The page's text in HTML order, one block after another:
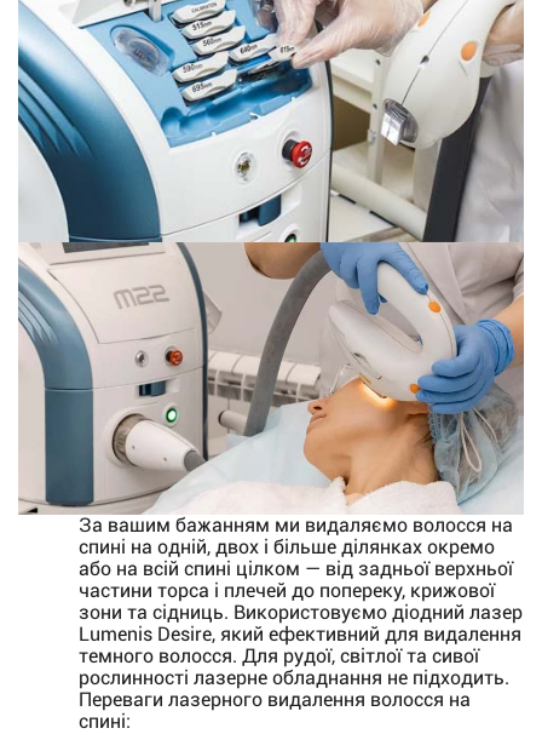
За вашим бажанням ми видаляємо волосся на
спині на одній, двох і більше ділянках окремо
або на всій спині цілком — від задньої верхньої
частини торса і плечей до попереку, крижової
зони та сідниць. Використовуємо діодний лазер
Lumenis Desire, який ефективний для видалення
темного волосся. Для рудої, світлої та сивої
рослинності лазерне обладнання не підходить.
Переваги лазерного видалення волосся на
спині: